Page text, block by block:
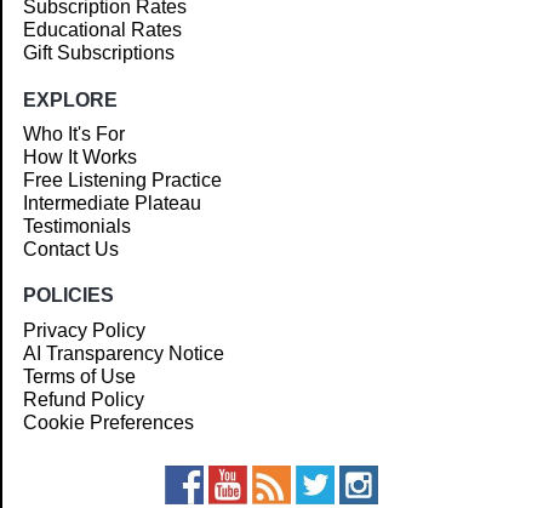
Subscription Rates
Educational Rates
Gift Subscriptions
EXPLORE
Who It's For
How It Works
Free Listening Practice
Intermediate Plateau
Testimonials
Contact Us
POLICIES
Privacy Policy
AI Transparency Notice
Terms of Use
Refund Policy
Cookie Preferences